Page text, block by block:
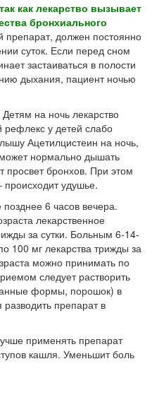
как лекарство вызывает
бронхиального
должен постоянно
суток. Если перед сном
застаиваться в полости
дыхания, пациент ночью
на ночь лекарство
рефлекс у детей слабо
Ацетилцистеин на ночь,
нормально дышать
просвет бронхов. При этом
происходит удушье.
6 часов вечера.
лекарственное
за сутки. Больным 6-14-
100 мг лекарства трижды за
можно принимать по
следует растворить
формы, порошок) в
препарат в
применять препарат
кашля. Уменьшит боль